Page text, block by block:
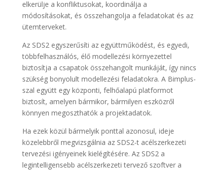
elkerülje a konfliktusokat, koordinálja a
módosításokat, és összehangolja a feladatokat és az
ütemterveket.
Az SDS2 egyszerűsíti az együttműködést, és egyedi,
többfelhasználós, élő modellezési környezettel
biztosítja a csapatok összehangolt munkáját, így nincs
szükség bonyolult modellezési feladatokra. A Bimplus-
szal együtt egy központi, felhőalapú platformot
biztosít, amelyen bármikor, bármilyen eszközről
könnyen megoszthatók a projektadatok.
Ha ezek közül bármelyik ponttal azonosul, ideje
közelebbről megvizsgálnia az SDS2-t acélszerkezeti
tervezési igényeinek kielégítésére. Az SDS2 a
legintelligensebb acélszerkezeti tervező szoftver a